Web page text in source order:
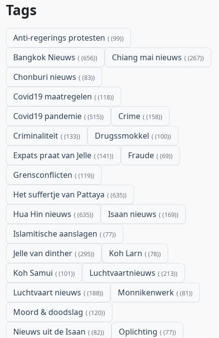
Tags
Anti-regerings protesten (99)
Bangkok Nieuws (656) Chiang mai nieuws (267)
Chonburi nieuws (83)
Covid19 maatregelen (118)
Covid19 pandemie (515) Crime (158)
Criminaliteit (133) Drugssmokkel (100)
Expats praat van Jelle (141) Fraude (69)
Grensconflicten (119)
Het suffertje van Pattaya (635)
Hua Hin nieuws (635) Isaan nieuws (169)
Islamitische aanslagen (77)
Jelle van dinther (295) Koh Larn (78)
Koh Samui (101) Luchtvaartnieuws (213)
Luchtvaart nieuws (188) Monnikenwerk (81)
Moord & doodslag (120)
Nieuws uit de Isaan (82) Oplichting (77)